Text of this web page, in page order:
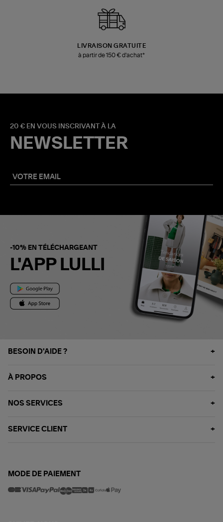
LIVRAISON GRATUITE
à partir de 150 € d'achat*
20 € EN VOUS INSCRIVANT À LA
NEWSLETTER
-10% EN TÉLÉCHARGEANT
L'APP LULLI
BESOIN D'AIDE ?
À PROPOS
NOS SERVICES
SERVICE CLIENT
MODE DE PAIEMENT